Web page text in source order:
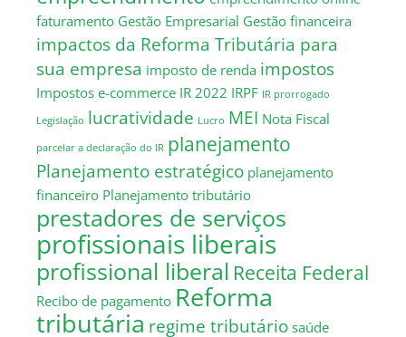
faturamento Gestão Empresarial Gestão financeira
impactos da Reforma Tributária para
sua empresa imposto de renda impostos
Impostos e-commerce IR 2022 IRPF IR prorrogado
Legislação lucratividade Lucro MEI Nota Fiscal
parcelar a declaração do IR planejamento
Planejamento estratégico planejamento
financeiro Planejamento tributário
prestadores de serviços
profissionais liberais
profissional liberal Receita Federal
Recibo de pagamento Reforma
tributária regime tributáriosaúde